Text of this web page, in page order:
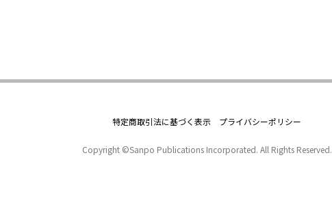
特定商取引法に基づく表示 プライバシーポリシー
Copyright ©Sanpo Publications Incorporated. All Rights Reserved.